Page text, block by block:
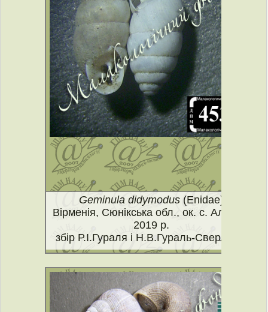
Geminula didymodus (Enidae)
Вірменія, Сюнікська обл., ок. с. Алванк,
2019 р.
збір Р.І.Гураля і Н.В.Гураль-Сверлової